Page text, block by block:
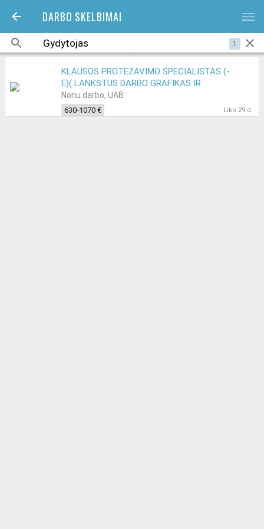
DARBO SKELBIMAI bars
1
KLAUSOS PROTEZAVIMO SPECIALISTAS (-
Ė)( LANKSTUS DARBO GRAFIKAS IR
UŽIMTUMAS)
Noriu darbo, UAB
630-1070 € Liko 29 d.